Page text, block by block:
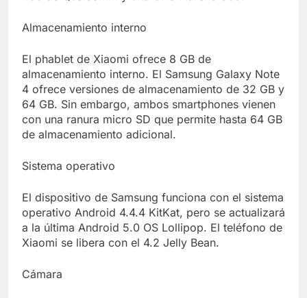
Almacenamiento interno
El phablet de Xiaomi ofrece 8 GB de
almacenamiento interno. El Samsung Galaxy Note
4 ofrece versiones de almacenamiento de 32 GB y
64 GB. Sin embargo, ambos smartphones vienen
con una ranura micro SD que permite hasta 64 GB
de almacenamiento adicional.
Sistema operativo
El dispositivo de Samsung funciona con el sistema
operativo Android 4.4.4 KitKat, pero se actualizará
a la última Android 5.0 OS Lollipop. El teléfono de
Xiaomi se libera con el 4.2 Jelly Bean.
Cámara